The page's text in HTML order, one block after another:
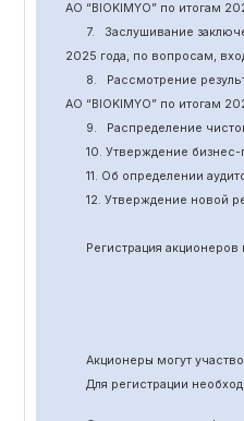
АО “BIOKIMYO”по итогам
7.
Заслушивание
2025 года, по вопросам,
8.
Рассмотрение
АО “BIOKIMYO”по итогам
9.
Распределение
10. Утверждение бизнес-
11. Об определении
12. Утверждение новой
Регистрация акционеров
Акционеры могут
Для регистрации